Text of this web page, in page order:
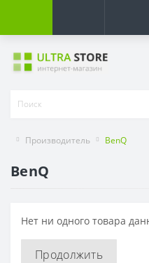
Производитель BenQ
BenQ
Нет ни одного товара
Продолжить